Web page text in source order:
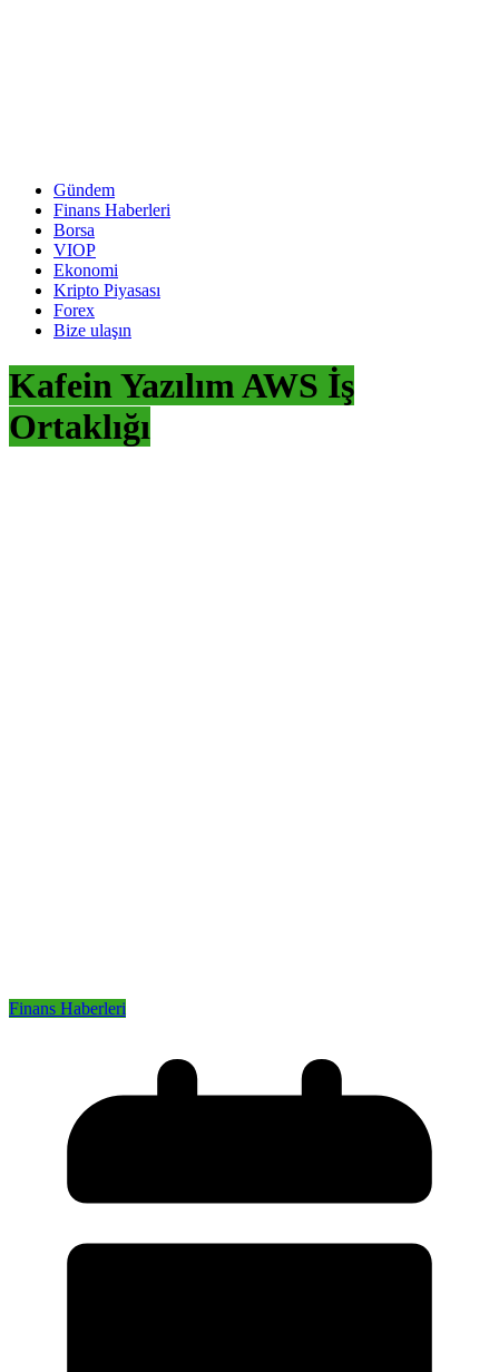
Gündem
Finans Haberleri
Borsa
VIOP
Ekonomi
Kripto Piyasası
Forex
Bize ulaşın
Kafein Yazılım AWS İş
Ortaklığı
Finans Haberleri